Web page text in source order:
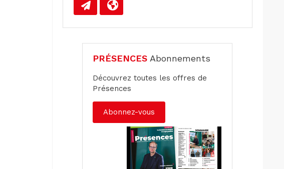
PRÉSENCES Abonnements
Découvrez toutes les offres de
Présences
Abonnez-vous